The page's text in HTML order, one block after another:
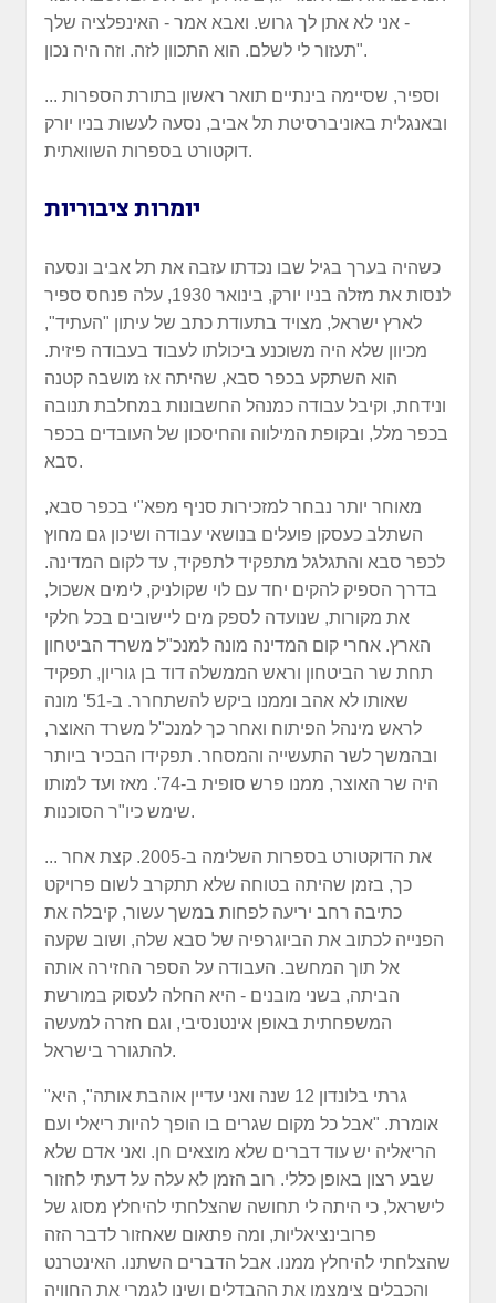
- אני לא אתן לך גרוש. ואבא אמר - האינפלציה שלך
תעזור לי לשלם. הוא התכוון לזה. וזה היה נכון".
... וספיר, שסיימה בינתיים תואר ראשון בתורת הספרות
ובאנגלית באוניברסיטת תל אביב, נסעה לעשות בניו יורק
דוקטורט בספרות השוואתית.
יומרות ציבוריות
כשהיה בערך בגיל שבו נכדתו עזבה את תל אביב ונסעה
לנסות את מזלה בניו יורק, בינואר 1930, עלה פנחס ספיר
לארץ ישראל, מצויד בתעודת כתב של עיתון "העתיד",
מכיוון שלא היה משוכנע ביכולתו לעבוד בעבודה פיזית.
הוא השתקע בכפר סבא, שהיתה אז מושבה קטנה
ונידחת, וקיבל עבודה כמנהל החשבונות במחלבת תנובה
בכפר מלל, ובקופת המילווה והחיסכון של העובדים בכפר
סבא.
מאוחר יותר נבחר למזכירות סניף מפא"י בכפר סבא,
השתלב כעסקן פועלים בנושאי עבודה ושיכון גם מחוץ
לכפר סבא והתגלגל מתפקיד לתפקיד, עד לקום המדינה.
בדרך הספיק להקים יחד עם לוי שקולניק, לימים אשכול,
את מקורות, שנועדה לספק מים ליישובים בכל חלקי
הארץ. אחרי קום המדינה מונה למנכ"ל משרד הביטחון
תחת שר הביטחון וראש הממשלה דוד בן גוריון, תפקיד
שאותו לא אהב וממנו ביקש להשתחרר. ב-51' מונה
לראש מינהל הפיתוח ואחר כך למנכ"ל משרד האוצר,
ובהמשך לשר התעשייה והמסחר. תפקידו הבכיר ביותר
היה שר האוצר, ממנו פרש סופית ב-74'. מאז ועד למותו
שימש כיו"ר הסוכנות.
... את הדוקטורט בספרות השלימה ב-2005. קצת אחר
כך, בזמן שהיתה בטוחה שלא תתקרב לשום פרויקט
כתיבה רחב יריעה לפחות במשך עשור, קיבלה את
הפנייה לכתוב את הביוגרפיה של סבא שלה, ושוב שקעה
אל תוך המחשב. העבודה על הספר החזירה אותה
הביתה, בשני מובנים - היא החלה לעסוק במורשת
המשפחתית באופן אינטנסיבי, וגם חזרה למעשה
להתגורר בישראל.
"גרתי בלונדון 12 שנה ואני עדיין אוהבת אותה", היא
אומרת. "אבל כל מקום שגרים בו הופך להיות ריאלי ועם
הריאליה יש עוד דברים שלא מוצאים חן. ואני אדם שלא
שבע רצון באופן כללי. רוב הזמן לא עלה על דעתי לחזור
לישראל, כי היתה לי תחושה שהצלחתי להיחלץ מסוג של
פרובינציאליות, ומה פתאום שאחזור לדבר הזה
שהצלחתי להיחלץ ממנו. אבל הדברים השתנו. האינטרנט
והכבלים צימצמו את ההבדלים ושינו לגמרי את החוויה